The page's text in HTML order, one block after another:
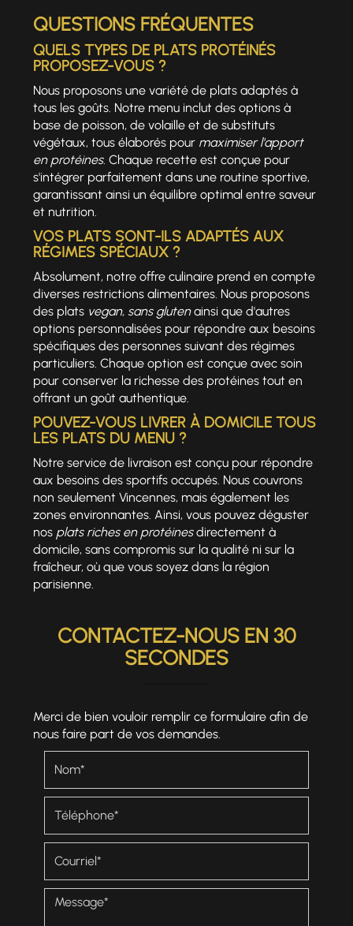
QUESTIONS FRÉQUENTES
QUELS TYPES DE PLATS PROTÉINÉS
PROPOSEZ-VOUS ?
Nous proposons une variété de plats adaptés à
tous les goûts. Notre menu inclut des options à
base de poisson, de volaille et de substituts
végétaux, tous élaborés pour maximiser l'apport
en protéines. Chaque recette est conçue pour
s'intégrer parfaitement dans une routine sportive,
garantissant ainsi un équilibre optimal entre saveur
et nutrition.
VOS PLATS SONT-ILS ADAPTÉS AUX
RÉGIMES SPÉCIAUX ?
Absolument, notre offre culinaire prend en compte
diverses restrictions alimentaires. Nous proposons
des plats vegan, sans glutenainsi que d'autres
options personnalisées pour répondre aux besoins
spécifiques des personnes suivant des régimes
particuliers. Chaque option est conçue avec soin
pour conserver la richesse des protéines tout en
offrant un goût authentique.
POUVEZ-VOUS LIVRER À DOMICILE TOUS
LES PLATS DU MENU ?
Notre service de livraison est conçu pour répondre
aux besoins des sportifs occupés. Nous couvrons
non seulement Vincennes, mais également les
zones environnantes. Ainsi, vous pouvez déguster
nos plats riches en protéinesdirectement à
domicile, sans compromis sur la qualité ni sur la
fraîcheur, où que vous soyez dans la région
parisienne.
CONTACTEZ-NOUS EN 30
SECONDES
Merci de bien vouloir remplir ce formulaire afin de
nous faire part de vos demandes.